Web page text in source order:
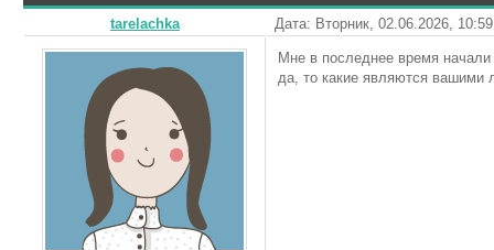
tarelachka Дата: Вторник, 02.06.2026,
Мне в последнее время
да, то какие являются